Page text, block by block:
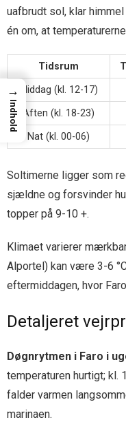
uafbrudt sol, klar
én om, at
Tidsrum
Middag (kl. 12-17)
Aften (kl. 18-23)
Nat (kl. 00-06)
Soltimerne ligger som
sjældne og forsvinder
topper på 9-10 +.
Klimaet varierer
Alportel) kan være 3-6
eftermiddagen, hvor
Detaljeret
Døgnrytmen i Faro i
temperaturen hurtigt; kl.
falder varmen
marinaen.
→
Indhold